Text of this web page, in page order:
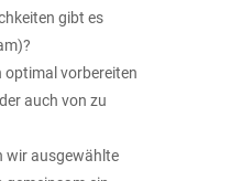
gibt es
optimal vorbereiten
auch von zu
wir ausgewählte